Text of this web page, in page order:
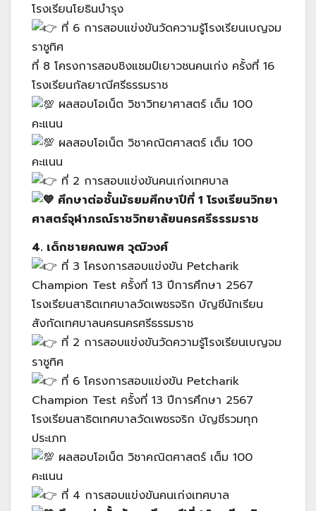
โรงเรียนโยธินบำรุง
ที่ 6 การสอบแข่งขันวัดความรู้โรงเรียนเบญจม
ราชูทิศ
ที่ 8 โครงการสอบชิงแชมป์เยาวชนคนเก่ง ครั้งที่ 16
โรงเรียนกัลยาณีศรีธรรมราช
ผลสอบโอเน็ต วิชาวิทยาศาสตร์ เต็ม 100
คะแนน
ผลสอบโอเน็ต วิชาคณิตศาสตร์ เต็ม 100
คะแนน
ที่ 2 การสอบแข่งขันคนเก่งเทศบาล
ศึกษาต่อชั้นมัธยมศึกษาปีที่ 1 โรงเรียนวิทยา
ศาสตร์จุฬาภรณ์ราชวิทยาลัยนครศรีธรรมราช
4. เด็กชายคณพศ วุฒิวงศ์
ที่ 3 โครงการสอบแข่งขัน Petcharik
Champion Test ครั้งที่ 13 ปีการศึกษา 2567
โรงเรียนสาธิตเทศบาลวัดเพชรจริก บัญชีนักเรียน
สังกัดเทศบาลนครนครศรีธรรมราช
ที่ 2 การสอบแข่งขันวัดความรู้โรงเรียนเบญจม
ราชูทิศ
ที่ 6 โครงการสอบแข่งขัน Petcharik
Champion Test ครั้งที่ 13 ปีการศึกษา 2567
โรงเรียนสาธิตเทศบาลวัดเพชรจริก บัญชีรวมทุก
ประเภท
ผลสอบโอเน็ต วิชาคณิตศาสตร์ เต็ม 100
คะแนน
ที่ 4 การสอบแข่งขันคนเก่งเทศบาล